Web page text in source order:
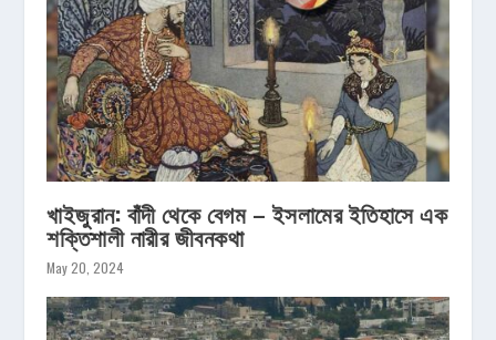
খাইজুরান: বাঁদী থেকে বেগম – ইসলামের ইতিহাসে এক
শক্তিশালী নারীর জীবনকথা
May 20, 2024